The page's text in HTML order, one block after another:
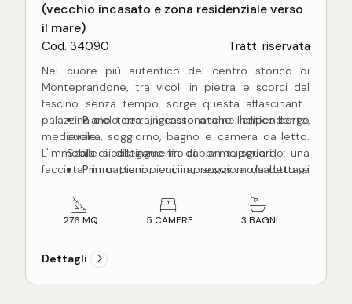
(vecchio incasato e zona residenziale verso
il mare)
Cod. 34090 Tratt. riservata
Nel cuore più autentico del centro storico di
Monteprandone, tra vicoli in pietra e scorci dal
fascino senza tempo, sorge questa affascinante
palazzina cielo-terra, incastonata nell'antico borgo
medievale.
L'immobile si distingue fin dal primo sguardo: una
facciata in mattoni pieni, impreziosita da dettagli
ad arco in pietra, che accoglie in un'atmosfera
calda e ricca di storia. I suggestivi vicoli circostanti,
intimità e autenticità ormai raro.
Completamente ristrutturata con grande
attenzione conservativa, la proprietà ha
Piano terra: ingresso anche indipendente,
cucina, soggiorno, bagno e camera da letto.
Scala di collegamento ai piani superiori.
Primo piano: cucina, soggiorno/salotto e
terzo bagno.
Secondo piano: caratterizzato da
camere da letto, di cui una con bagno privato
e un altro bagno.
Ultimo piano: studio/stireria eterrazza
276 MQ 5 CAMERE 3 BAGNI
Dettagli